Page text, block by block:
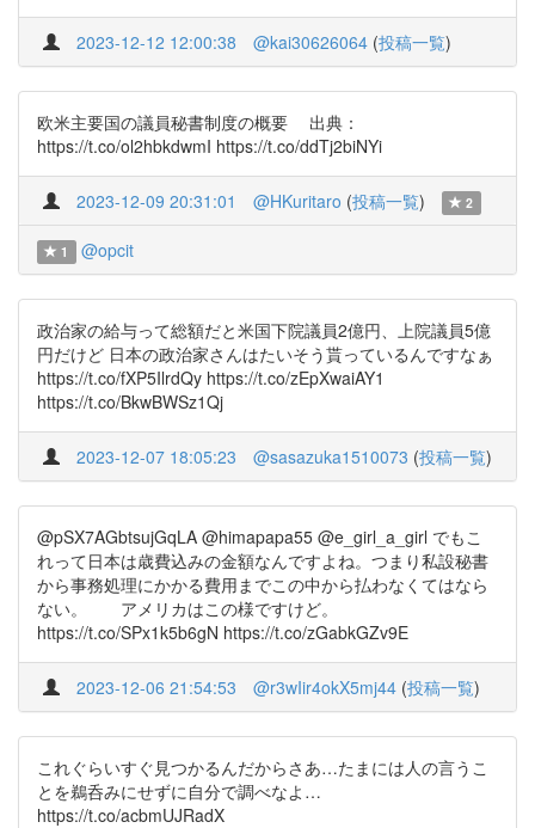
2023-12-12 12:00:38 @kai30626064 (投稿一覧)
欧米主要国の議員秘書制度の概要 出典：
https://t.co/ol2hbkdwmI https://t.co/ddTj2biNYi
2023-12-09 20:31:01 @HKuritaro (投稿一覧) 2
1 @opcit
政治家の給与って総額だと米国下院議員2億円、上院議員5億
円だけど 日本の政治家さんはたいそう貰っているんですなぁ
https://t.co/fXP5IlrdQy https://t.co/zEpXwaiAY1
https://t.co/BkwBWSz1Qj
2023-12-07 18:05:23 @sasazuka1510073 (投稿一覧)
@pSX7AGbtsujGqLA @himapapa55 @e_girl_a_girl でもこ
れって日本は歳費込みの金額なんですよね。つまり私設秘書
から事務処理にかかる費用までこの中から払わなくてはなら
ない。 アメリカはこの様ですけど。
https://t.co/SPx1k5b6gN https://t.co/zGabkGZv9E
2023-12-06 21:54:53 @r3wIir4okX5mj44 (投稿一覧)
これぐらいすぐ見つかるんだからさあ…たまには人の言うこ
とを鵜呑みにせずに自分で調べなよ…
https://t.co/acbmUJRadX